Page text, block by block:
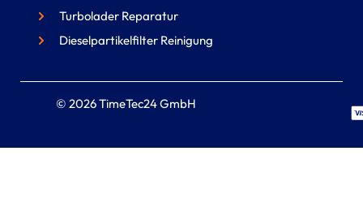
Turbolader Reparatur
Dieselpartikelfilter Reinigung
© 2026 TimeTec24 GmbH